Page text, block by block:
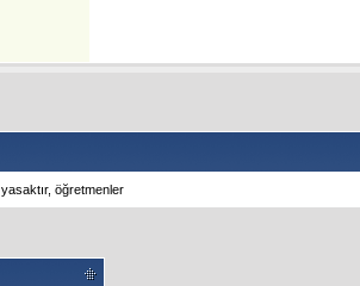
yasaktır, öğretmenler